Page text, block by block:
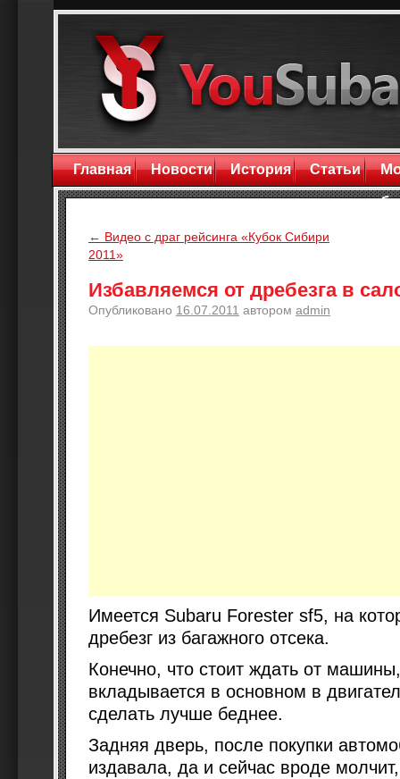
Главная Новости История Статьи
← Видео с драг рейсинга «Кубок Сибири
2011»
Избавляемся от дребезга в
Опубликовано 16.07.2011 автором admin
Имеется Subaru Forester sf5, на
дребезг из багажного отсека.
Конечно, что стоит ждать от
вкладывается в основном в
сделать лучше беднее.
Задняя дверь, после покупки
издавала, да и сейчас вроде